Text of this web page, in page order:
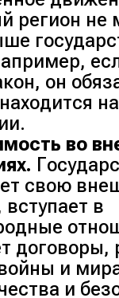
регион не
он
во
свою
вступает в
договоры,
и
и